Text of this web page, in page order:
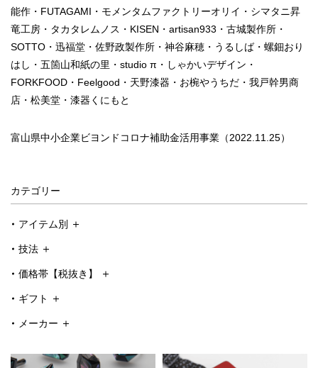
能作・FUTAGAMI・モメンタムファクトリーオリイ・シマタニ昇
竜工房・タカタレムノス・KISEN・artisan933・古城製作所・
SOTTO・迅福堂・佐野政製作所・神谷麻穂・うるしば・螺鈿おり
はし・五箇山和紙の里・studio π・しゃかいデザイン・
FORKFOOD・Feelgood・天野漆器・お椀やうちだ・我戸幹男商
店・松美堂・漆器くにもと
富山県中小企業ビヨンドコロナ補助金活用事業（2022.11.25）
カテゴリー
アイテム別
技法
価格帯【税抜き】
ギフト
メーカー